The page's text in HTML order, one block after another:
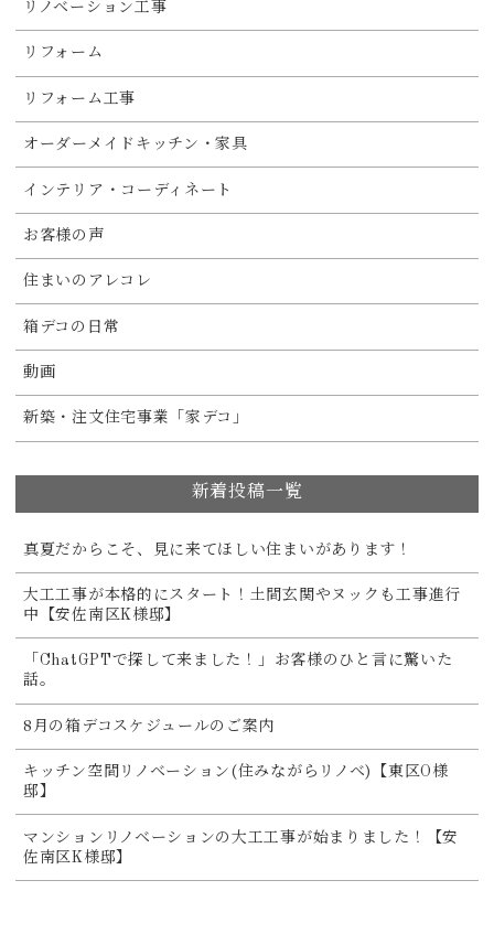
リノベーション工事
リフォーム
リフォーム工事
オーダーメイドキッチン・家具
インテリア・コーディネート
お客様の声
住まいのアレコレ
箱デコの日常
動画
新築・注文住宅事業「家デコ」
新着投稿一覧
真夏だからこそ、見に来てほしい住まいがあります！
大工工事が本格的にスタート！土間玄関やヌックも工事進行
中【安佐南区K様邸】
「ChatGPTで探して来ました！」お客様のひと言に驚いた
話。
8月の箱デコスケジュールのご案内
キッチン空間リノベーション(住みながらリノベ)【東区O様
邸】
マンションリノベーションの大工工事が始まりました！【安
佐南区K様邸】